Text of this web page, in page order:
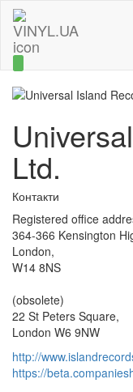
Ltd.
Контакти
Registered office
364-366 Kensington
London,
W14 8NS
(obsolete)
22 St Peters Square,
London W6 9NW
http://
https://